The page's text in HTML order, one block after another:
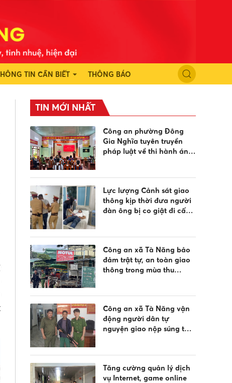
TIN CẦN BIẾT THÔNG BÁO
TIN MỚI NHẤT
Công an phường Đông
Gia Nghĩa tuyên truyền
pháp luật về thi hành án
Lực lượng Cảnh sát giao
thông kịp thời đưa người
đàn ông bị co giật đi cấp
Công an xã Tà Năng bảo
đảm trật tự, an toàn giao
thông trong mùa thu
Công an xã Tà Năng vận
động người dân tự
nguyện giao nộp súng tự
Tăng cường quản lý dịch
vụ Internet, game online